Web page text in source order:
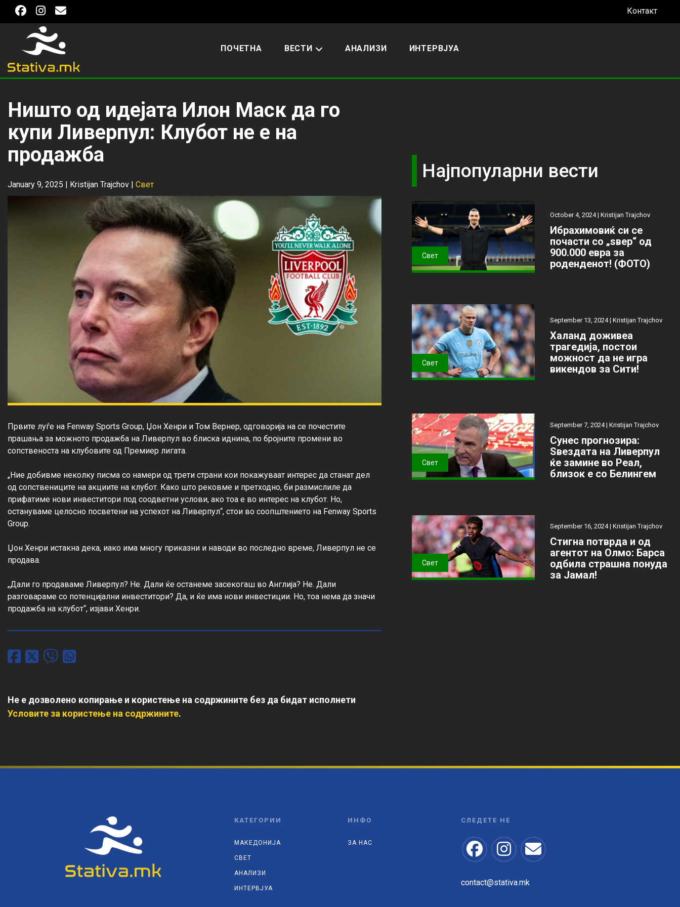
Контакт
ПОЧЕТНА ВЕСТИ АНАЛИЗИ ИНТЕРВЈУА
Ништо од идејата Илон Маск да го
купи Ливерпул: Клубот не е на
продажба
January 9, 2025 | Kristijan Trajchov | Свет
Првите луѓе на Fenway Sports Group, Џон Хенри и Том Вернер, одговорија на се почестите
прашања за можното продажба на Ливерпул во блиска иднина, по бројните промени во
сопственоста на клубовите од Премиер лигата.
„Ние добивме неколку писма со намери од трети страни кои покажуваат интерес да станат дел
од сопствениците на акциите на клубот. Како што рековме и претходно, би размислиле да
прифатиме нови инвеститори под соодветни услови, ако тоа е во интерес на клубот. Но,
остануваме целосно посветени на успехот на Ливерпул“, стои во соопштението на Fenway Sports
Group.
Џон Хенри истакна дека, иако има многу приказни и наводи во последно време, Ливерпул не се
продава.
„Дали го продаваме Ливерпул? Не. Дали ќе останеме засекогаш во Англија? Не. Дали
разговараме со потенцијални инвеститори? Да, и ќе има нови инвестиции. Но, тоа нема да значи
продажба на клубот“, изјави Хенри.
Не е дозволено копирање и користење на содржините без да бидат исполнети
Условите за користење на содржините.
Најпопуларни вести
Свет
October 4, 2024 | Kristijan Trajchov
Ибрахимовиќ си се
почасти со „ѕвер“ од
900.000 евра за
роденденот! (ФОТО)
Свет
September 13, 2024 | Kristijan Trajchov
Халанд доживеа
трагедија, постои
можност да не игра
викендов за Сити!
Свет
September 7, 2024 | Kristijan Trajchov
Сунес прогнозира:
Ѕвездата на Ливерпул
ќе замине во Реал,
близок е со Белингем
Свет
September 16, 2024 | Kristijan Trajchov
Стигна потврда и од
агентот на Олмо: Барса
одбила страшна понуда
за Јамал!
КАТЕГОРИИ
МАКЕДОНИЈА
СВЕТ
АНАЛИЗИ
ИНТЕРВЈУА
ИНФО
ЗА НАС
СЛЕДЕТЕ НЕ
contact@stativa.mk